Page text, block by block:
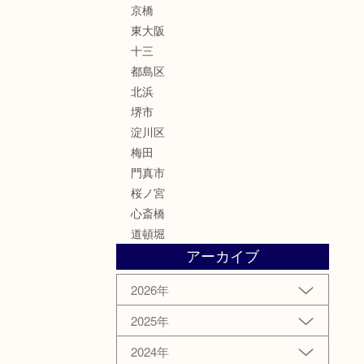
京橋
東大阪
十三
都島区
北浜
堺市
淀川区
梅田
門真市
桜ノ宮
心斎橋
道頓堀
アーカイブ
2026年
2025年
2024年